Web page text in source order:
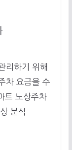
리하기 위해
차 요금을 수
트 노상주차
분석